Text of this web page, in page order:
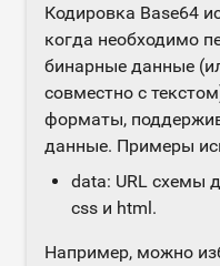
Кодировка Base64
когда необходимо
бинарные данные
совместно с
форматы,
данные. Примеры
data: URL схемы
css и html.
Например, можно